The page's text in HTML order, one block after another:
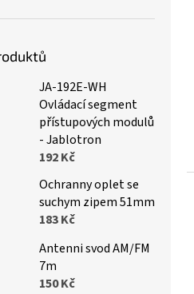
JA-192E-WH
Ovládací segment
přístupových modulů
- Jablotron
192 Kč
Ochranny oplet se
suchym zipem 51mm
183 Kč
Antenni svod AM/FM
7m
150 Kč